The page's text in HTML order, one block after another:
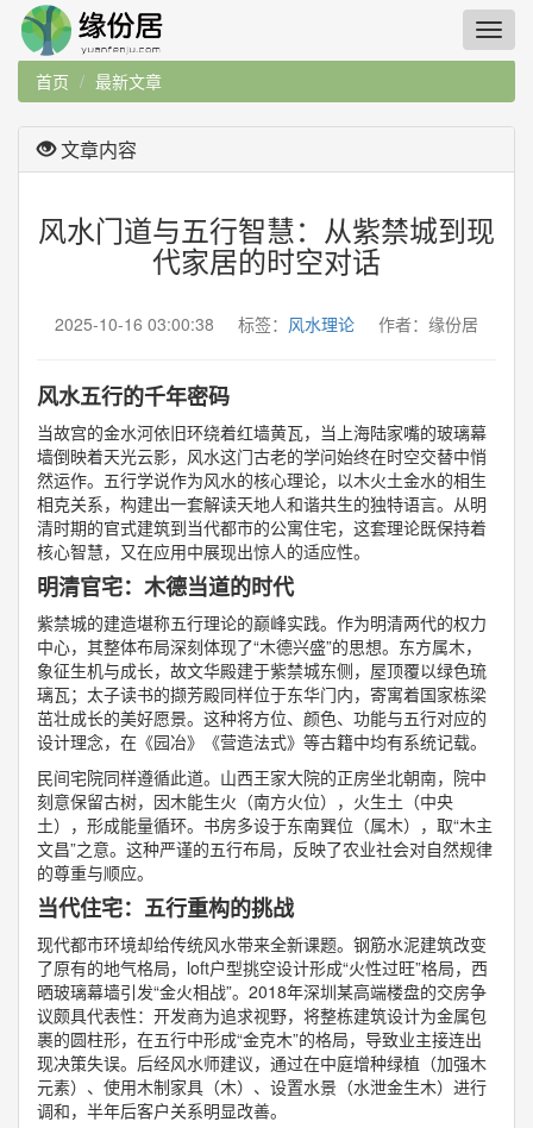
首页 最新文章
文章内容
风水门道与五行智慧：从紫禁城到现
代家居的时空对话
2025-10-16 03:00:38 标签： 风水理论 作者：缘份居
风水五行的千年密码
当故宫的金水河依旧环绕着红墙黄瓦，当上海陆家嘴的玻璃幕
墙倒映着天光云影，风水这门古老的学问始终在时空交替中悄
然运作。五行学说作为风水的核心理论，以木火土金水的相生
相克关系，构建出一套解读天地人和谐共生的独特语言。从明
清时期的官式建筑到当代都市的公寓住宅，这套理论既保持着
核心智慧，又在应用中展现出惊人的适应性。
明清官宅：木德当道的时代
紫禁城的建造堪称五行理论的巅峰实践。作为明清两代的权力
中心，其整体布局深刻体现了“木德兴盛”的思想。东方属木，
象征生机与成长，故文华殿建于紫禁城东侧，屋顶覆以绿色琉
璃瓦；太子读书的撷芳殿同样位于东华门内，寄寓着国家栋梁
茁壮成长的美好愿景。这种将方位、颜色、功能与五行对应的
设计理念，在《园冶》《营造法式》等古籍中均有系统记载。
民间宅院同样遵循此道。山西王家大院的正房坐北朝南，院中
刻意保留古树，因木能生火（南方火位），火生土（中央
土），形成能量循环。书房多设于东南巽位（属木），取“木主
文昌”之意。这种严谨的五行布局，反映了农业社会对自然规律
的尊重与顺应。
当代住宅：五行重构的挑战
现代都市环境却给传统风水带来全新课题。钢筋水泥建筑改变
了原有的地气格局，loft户型挑空设计形成“火性过旺”格局，西
晒玻璃幕墙引发“金火相战”。2018年深圳某高端楼盘的交房争
议颇具代表性：开发商为追求视野，将整栋建筑设计为金属包
裹的圆柱形，在五行中形成“金克木”的格局，导致业主接连出
现决策失误。后经风水师建议，通过在中庭增种绿植（加强木
元素）、使用木制家具（木）、设置水景（水泄金生木）进行
调和，半年后客户关系明显改善。